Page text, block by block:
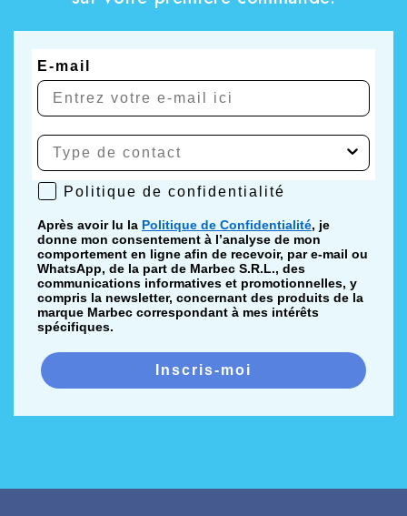
E-mail
Politique de confidentialité
Politique de confidentialité
Après avoir lu la Politique de Confidentialité, je
donne mon consentement à l’analyse de mon
comportement en ligne afin de recevoir, par e-mail ou
WhatsApp, de la part de Marbec S.R.L., des
communications informatives et promotionnelles, y
compris la newsletter, concernant des produits de la
marque Marbec correspondant à mes intérêts
spécifiques.
Inscris-moi